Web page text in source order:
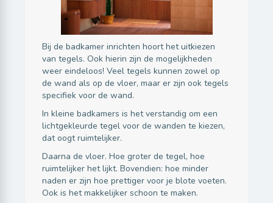
Bij de badkamer inrichten hoort het uitkiezen
van tegels. Ook hierin zijn de mogelijkheden
weer eindeloos! Veel tegels kunnen zowel op
de wand als op de vloer, maar er zijn ook tegels
specifiek voor de wand.
In kleine badkamers is het verstandig om een
lichtgekleurde tegel voor de wanden te kiezen,
dat oogt ruimtelijker.
Daarna de vloer. Hoe groter de tegel, hoe
ruimtelijker het lijkt. Bovendien: hoe minder
naden er zijn hoe prettiger voor je blote voeten.
Ook is het makkelijker schoon te maken.